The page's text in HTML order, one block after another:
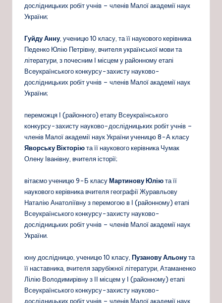
дослідницьких робіт учнів – членів Малої академії наук
України;
Гуйду Анну , ученицю 10 класу, та її наукового керівника
Педенко Юлію Петрівну, вчителя української мови та
літератури, з почесним І місцем у районному етапі
Всеукраїнського конкурсу-захисту науково-
дослідницьких робіт учнів – членів Малої академії наук
України;
переможця І (районного) етапу Всеукраїнського
конкурсу-захисту науково-дослідницьких робіт учнів –
членів Малої академії наук України ученицю 8-А класу
Яворську Вікторіюта її наукового керівника Чумак
Олену Іванівну, вчителя історії;
вітаємо ученицю 9-Б класуМартинову Юліюта її
наукового керівника вчителя географії Журавльову
Наталію Анатоліївну з перемогою в І (районному) етапі
Всеукраїнського конкурсу-захисту науково-
дослідницьких робіт учнів – членів Малої академії наук
України.
юну дослідницю, ученицю 10 класу, Пузанову Альонута
її наставника, вчителя зарубіжної літератури, Атаманенко
Лілію Володимирівну з ІІ місцем у І (районному) етапі
Всеукраїнського конкурсу-захисту науково-
дослідницьких робіт учнів – членів Малої академії наук